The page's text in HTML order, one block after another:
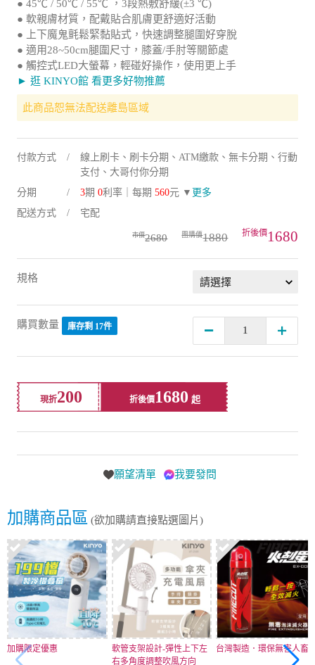
● 45℃ / 50℃ / 55℃ ，3段熱敷舒緩(±3 ℃)
● 軟親膚材質，配戴貼合肌膚更舒適好活動
● 上下魔鬼氈鬆緊黏貼式，快速調整腿圍好穿脫
● 適用28~50cm腿圍尺寸，膝蓋/手肘等關節處
● 觸控式LED大螢幕，輕碰好操作，使用更上手
► 逛 KINYO館 看更多好物推薦
此商品恕無法配送離島區域
付款方式
線上刷卡、刷卡分期、ATM繳款、無卡分期、行動
支付、大哥付你分期
分期
3期 0利率｜每期 560元 ▼ 更多
配送方式
宅配
2680 1880 1680
規格
購買數量 庫存剩 17件
現折200 折後價1680
願望清單 我要發問
加購商品區 (欲加購請直接點選圖片)
加購限定優惠
軟管支架設計-彈性上下左
右多角度調整吹風方向
台灣製造．環保無害人畜